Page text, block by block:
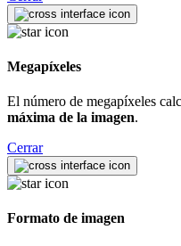
Megapíxeles
El número de megapíxeles
máxima de la imagen.
Cerrar
Formato de imagen